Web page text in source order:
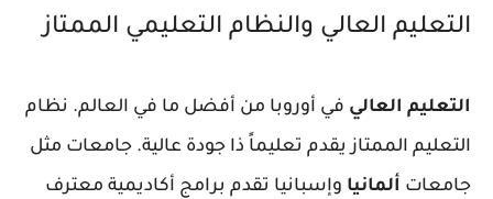
التعليم العالي والنظام التعليمي الممتاز
التعليم العاليفي أوروبا من أفضل ما في العالم.نظام
التعليم الممتازيقدم تعليماً ذا جودة عالية. جامعات مثل
جامعاتألمانياوإسبانيا تقدم برامج أكاديمية معترف